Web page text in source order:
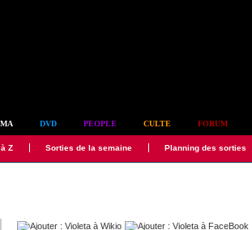
DVD PEOPLE CULTE FORUM
Z Sorties de la semaine Planning des sorties